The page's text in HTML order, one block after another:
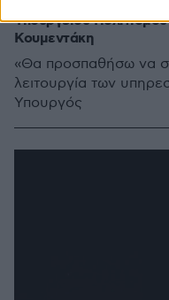
Υπουργείου
Κουμεντάκη
«Θα προσπαθήσω να
λειτουργία των
Υπουργός